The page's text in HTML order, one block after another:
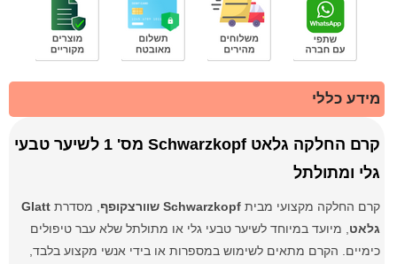
מידע כללי
קרם החלקה גלאט Schwarzkopf מס' 1 לשיער טבעי
גלי ומתולתל
קרם החלקה מקצועי מביתSchwarzkopf שוורצקופף , מסדרתGlatt
גלאט , מיועד במיוחד לשיער טבעי גלי או מתולתל שלא עבר טיפולים
כימיים. הקרם מתאים לשימוש במספרות או בידי אנשי מקצוע בלבד,